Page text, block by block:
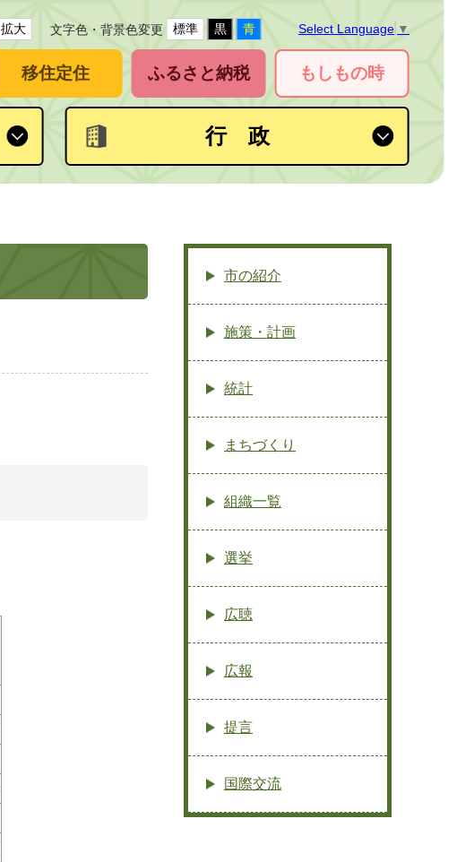
拡大 文字色・背景色変更 標準 黒 青 Select Language ▼
移住定住 ふるさと納税 もしもの時
行 政
市の紹介
施策・計画
統計
まちづくり
組織一覧
選挙
広聴
広報
提言
国際交流